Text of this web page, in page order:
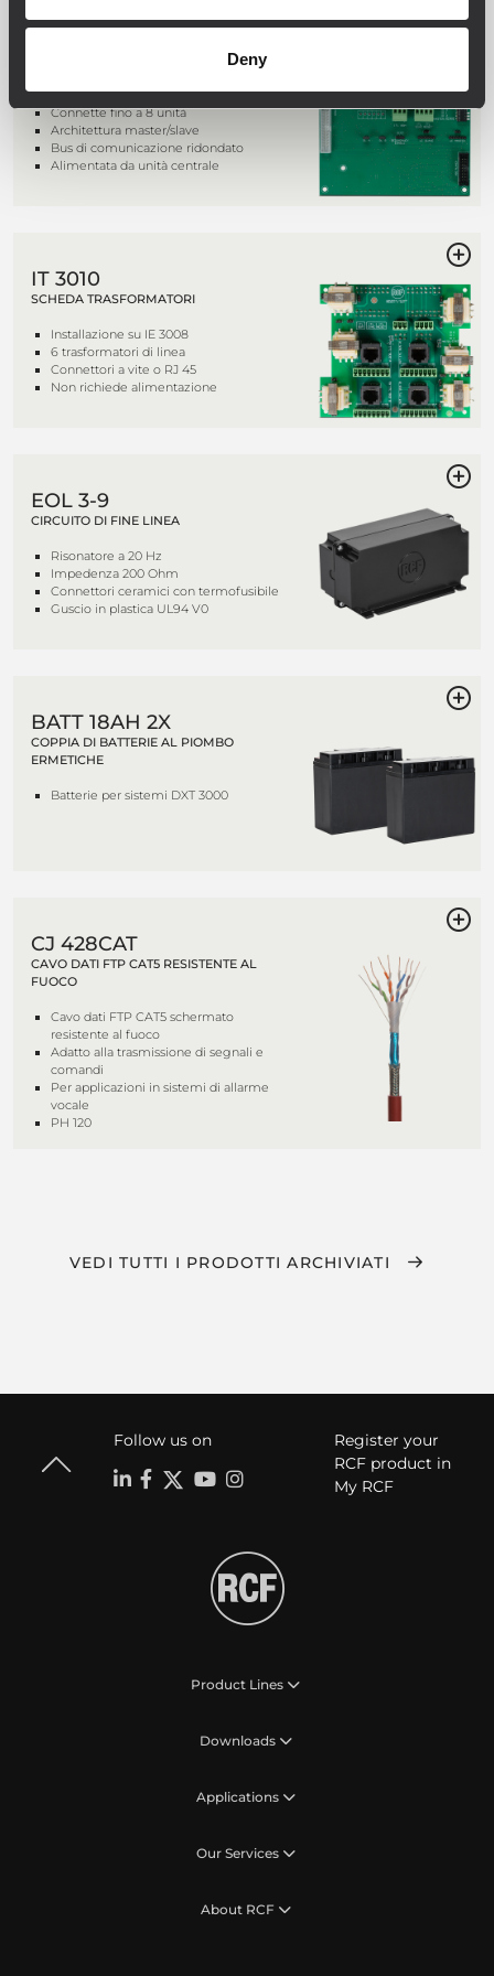
Deny
Connette fino a 8 unità
Architettura master/slave
Bus di comunicazione ridondato
Alimentata da unità centrale
IT 3010
SCHEDA TRASFORMATORI
Installazione su IE 3008
6 trasformatori di linea
Connettori a vite o RJ 45
Non richiede alimentazione
EOL 3-9
CIRCUITO DI FINE LINEA
Risonatore a 20 Hz
Impedenza 200 Ohm
Connettori ceramici con termofusibile
Guscio in plastica UL94 V0
BATT 18AH 2X
COPPIA DI BATTERIE AL PIOMBO
ERMETICHE
Batterie per sistemi DXT 3000
CJ 428CAT
CAVO DATI FTP CAT5 RESISTENTE AL
FUOCO
Cavo dati FTP CAT5 schermato
resistente al fuoco
Adatto alla trasmissione di segnali e
comandi
Per applicazioni in sistemi di allarme
vocale
PH 120
VEDI TUTTI I PRODOTTI ARCHIVIATI
Follow us on
Register your
RCF product in
My RCF
Product Lines
Downloads
Applications
Our Services
About RCF